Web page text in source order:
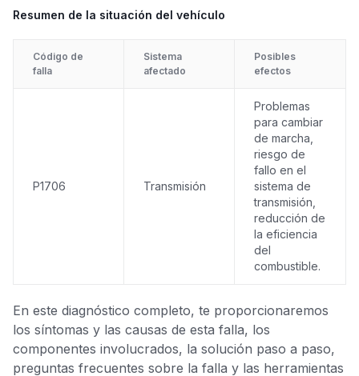
Resumen de la situación del vehículo
Código de
falla
Sistema
afectado
Posibles
efectos
P1706 Transmisión
Problemas
para cambiar
de marcha,
riesgo de
fallo en el
sistema de
transmisión,
reducción de
la eficiencia
del
combustible.
En este diagnóstico completo, te proporcionaremos
los síntomas y las causas de esta falla, los
componentes involucrados, la solución paso a paso,
preguntas frecuentes sobre la falla y las herramientas